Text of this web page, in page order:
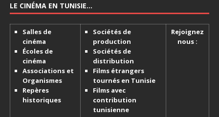
LE CINÉMA EN TUNISIE…
Salles de
cinéma
Écoles de
cinéma
Associations et
Organismes
Repères
historiques
Sociétés de
production
Sociétés de
distribution
Films étrangers
tournés en Tunisie
Films avec
contribution
tunisienne
Rejoignez
nous :